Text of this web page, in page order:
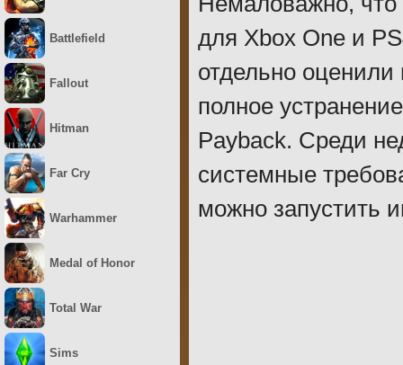
для Xbox One и
отдельно
полное
Payback. Среди
системные
можно запустить
Battlefield
Fallout
Hitman
Far Cry
Warhammer
Medal of Honor
Total War
Sims